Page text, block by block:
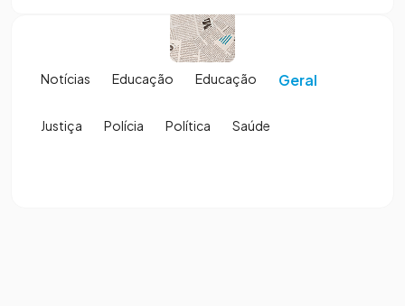
Notícias Educação Educação Geral
Justiça Polícia Política Saúde